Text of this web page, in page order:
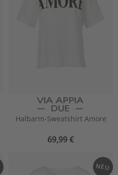
Halbarm-Sweatshirt Amore
69,99 €
NEU